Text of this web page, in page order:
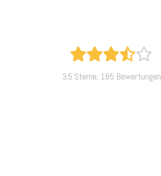
3.5 Sterne, 185 Bewertungen